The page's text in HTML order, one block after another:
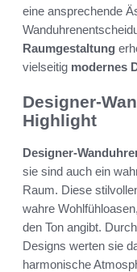
eine ansprechende
Raumgestaltung
vielseitig modernes
Designer-
Highlight
Designer-
sie sind auch ein
Raum. Diese
wahre
den Ton angibt.
Designs werten sie
harmonische